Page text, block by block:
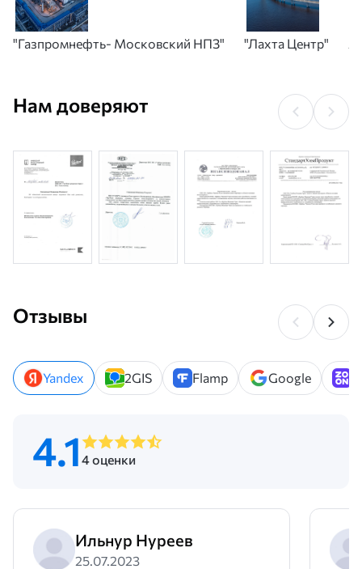
"Газпромнефть- Московский НПЗ" "Лахта Центр"
Нам доверяют
Отзывы
Yandex 2GIS Flamp Google
4.1 4 оценки
Ильнур Нуреев
25.07.2023